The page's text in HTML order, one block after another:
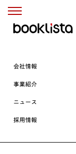
会社情報
事業紹介
ニュース
採用情報